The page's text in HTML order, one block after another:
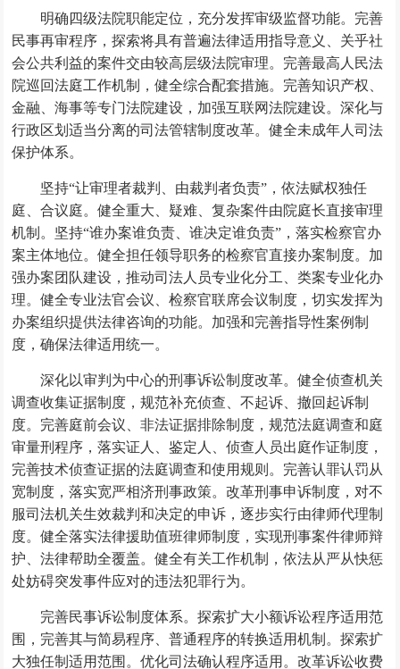
明确四级法院职能定位，充分发挥审级监督功能。完善
民事再审程序，探索将具有普遍法律适用指导意义、关乎社
会公共利益的案件交由较高层级法院审理。完善最高人民法
院巡回法庭工作机制，健全综合配套措施。完善知识产权、
金融、海事等专门法院建设，加强互联网法院建设。深化与
行政区划适当分离的司法管辖制度改革。健全未成年人司法
保护体系。
坚持“让审理者裁判、由裁判者负责”，依法赋权独任
庭、合议庭。健全重大、疑难、复杂案件由院庭长直接审理
机制。坚持“谁办案谁负责、谁决定谁负责”，落实检察官办
案主体地位。健全担任领导职务的检察官直接办案制度。加
强办案团队建设，推动司法人员专业化分工、类案专业化办
理。健全专业法官会议、检察官联席会议制度，切实发挥为
办案组织提供法律咨询的功能。加强和完善指导性案例制
度，确保法律适用统一。
深化以审判为中心的刑事诉讼制度改革。健全侦查机关
调查收集证据制度，规范补充侦查、不起诉、撤回起诉制
度。完善庭前会议、非法证据排除制度，规范法庭调查和庭
审量刑程序，落实证人、鉴定人、侦查人员出庭作证制度，
完善技术侦查证据的法庭调查和使用规则。完善认罪认罚从
宽制度，落实宽严相济刑事政策。改革刑事申诉制度，对不
服司法机关生效裁判和决定的申诉，逐步实行由律师代理制
度。健全落实法律援助值班律师制度，实现刑事案件律师辩
护、法律帮助全覆盖。健全有关工作机制，依法从严从快惩
处妨碍突发事件应对的违法犯罪行为。
完善民事诉讼制度体系。探索扩大小额诉讼程序适用范
围，完善其与简易程序、普通程序的转换适用机制。探索扩
大独任制适用范围。优化司法确认程序适用。改革诉讼收费